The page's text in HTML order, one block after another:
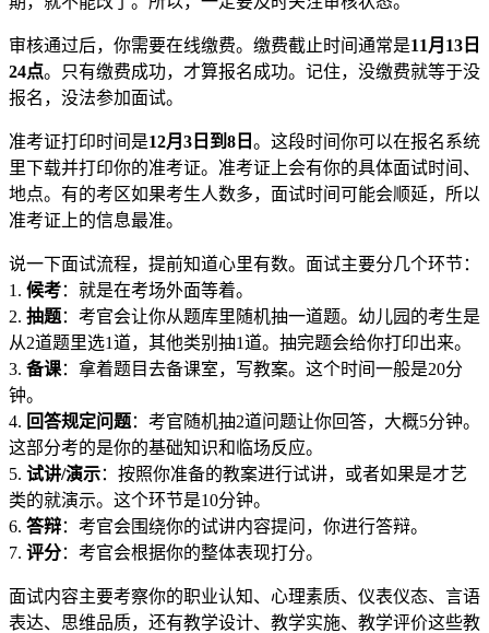
审核通过后，你需要在线缴费。缴费截止时间通常是11月13日
24点。只有缴费成功，才算报名成功。记住，没缴费就等于没
报名，没法参加面试。
准考证打印时间是12月3日到8日 。这段时间你可以在报名系统
里下载并打印你的准考证。准考证上会有你的具体面试时间、
地点。有的考区如果考生人数多，面试时间可能会顺延，所以
准考证上的信息最准。
说一下面试流程，提前知道心里有数。面试主要分几个环节：
1. 候考：就是在考场外面等着。
2. 抽题：考官会让你从题库里随机抽一道题。幼儿园的考生是
从2道题里选1道，其他类别抽1道。抽完题会给你打印出来。
3. 备课：拿着题目去备课室，写教案。这个时间一般是20分
钟。
4. 回答规定问题：考官随机抽2道问题让你回答，大概5分钟。
这部分考的是你的基础知识和临场反应。
5. 试讲/演示：按照你准备的教案进行试讲，或者如果是才艺
类的就演示。这个环节是10分钟。
6. 答辩：考官会围绕你的试讲内容提问，你进行答辩。
7. 评分：考官会根据你的整体表现打分。
面试内容主要考察你的职业认知、心理素质、仪表仪态、言语
表达、思维品质，还有教学设计、教学实施、教学评价这些教